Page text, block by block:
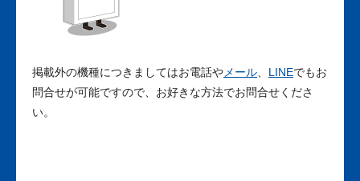
掲載外の機種につきましてはお電話や メール LINEでもお
問合せが可能ですので、お好きな方法でお問合せくださ
い。